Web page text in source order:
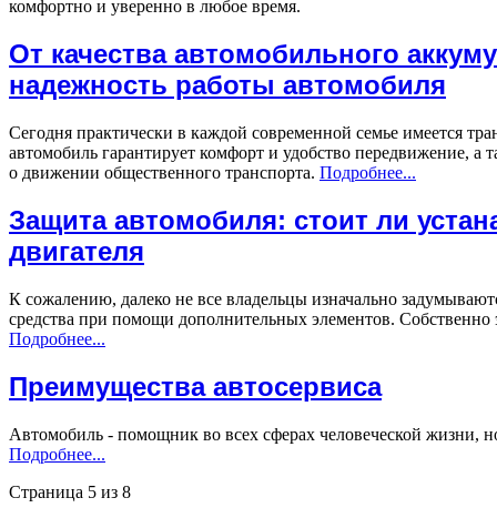
комфортно и уверенно в любое время.
От качества автомобильного
надежность работы автомобиля
Сегодня практически в каждой современной семье имеется
автомобиль гарантирует комфорт и удобство передвижение, а
о движении общественного транспорта. Подробнее...
Защита автомобиля: стоит ли
двигателя
К сожалению, далеко не все владельцы изначально
средства при помощи дополнительных элементов.
Подробнее...
Преимущества автосервиса
Автомобиль - помощник во всех сферах человеческой жизни,
Подробнее...
Страница 5 из 8